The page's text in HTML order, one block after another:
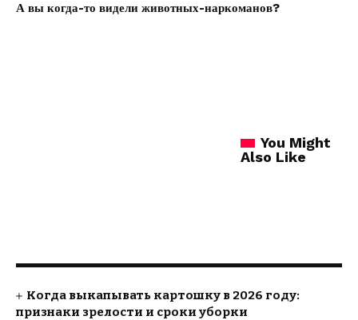
А вы когда-то видели животных-наркоманов?
You Might
Also Like
Когда выкапывать картошку в 2026 году:
признаки зрелости и сроки уборки